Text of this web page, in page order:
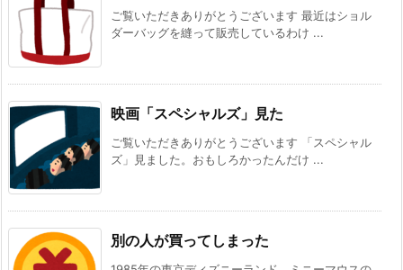
ご覧いただきありがとうございます 最近はショル
ダーバッグを縫って販売しているわけ ...
映画「スペシャルズ」見た
ご覧いただきありがとうございます 「スペシャル
ズ」見ました。おもしろかったんだけ ...
別の人が買ってしまった